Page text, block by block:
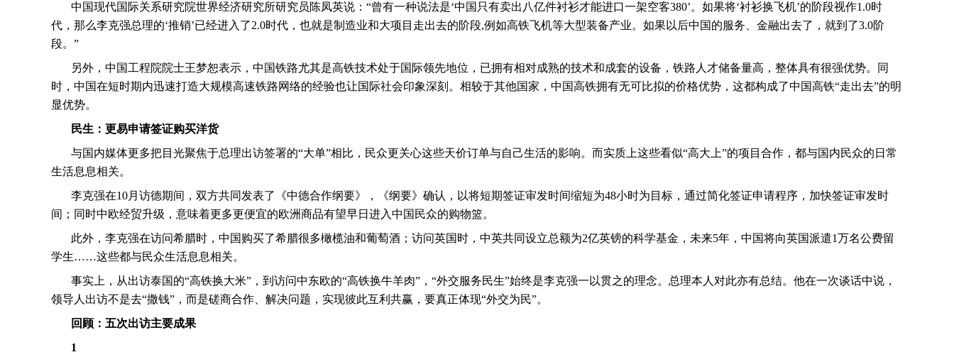
中国现代国际关系研究院世界经济研究所研究员陈凤英说：“曾有一种说法是‘中国只有卖出八亿件衬衫才能进口一架空客380’。如果将‘衬衫换飞机’的阶段视作1.0时
代，那么李克强总理的‘推销’已经进入了2.0时代，也就是制造业和大项目走出去的阶段,例如高铁飞机等大型装备产业。如果以后中国的服务、金融出去了，就到了3.0阶
段。”
另外，中国工程院院士王梦恕表示，中国铁路尤其是高铁技术处于国际领先地位，已拥有相对成熟的技术和成套的设备，铁路人才储备量高，整体具有很强优势。同
时，中国在短时期内迅速打造大规模高速铁路网络的经验也让国际社会印象深刻。相较于其他国家，中国高铁拥有无可比拟的价格优势，这都构成了中国高铁“走出去”的明
显优势。
民生：更易申请签证购买洋货
与国内媒体更多把目光聚焦于总理出访签署的“大单”相比，民众更关心这些天价订单与自己生活的影响。而实质上这些看似“高大上”的项目合作，都与国内民众的日常
生活息息相关。
李克强在10月访德期间，双方共同发表了《中德合作纲要》，《纲要》确认，以将短期签证审发时间缩短为48小时为目标，通过简化签证申请程序，加快签证审发时
间；同时中欧经贸升级，意味着更多更便宜的欧洲商品有望早日进入中国民众的购物篮。
此外，李克强在访问希腊时，中国购买了希腊很多橄榄油和葡萄酒；访问英国时，中英共同设立总额为2亿英镑的科学基金，未来5年，中国将向英国派遣1万名公费留
学生……这些都与民众生活息息相关。
事实上，从出访泰国的“高铁换大米”，到访问中东欧的“高铁换牛羊肉”，“外交服务民生”始终是李克强一以贯之的理念。总理本人对此亦有总结。他在一次谈话中说，
领导人出访不是去“撒钱”，而是磋商合作、解决问题，实现彼此互利共赢，要真正体现“外交为民”。
回顾：五次出访主要成果
1